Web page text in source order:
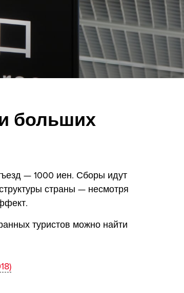
больших
— 1000 иен. Сборы идут
страны — несмотря
туристов можно найти